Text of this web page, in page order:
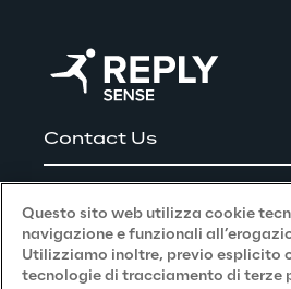
Contact Us
Privacy and Legal
Questo sito web utilizza cookie
navigazione e funzionali
Utilizziamo inoltre, previo esplicito
tecnologie di tracciamento di terze